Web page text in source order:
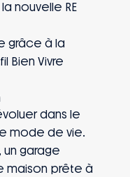
nouvelle RE
grâce à la
Bien Vivre
dans le
mode de vie.
garage
maison prête à